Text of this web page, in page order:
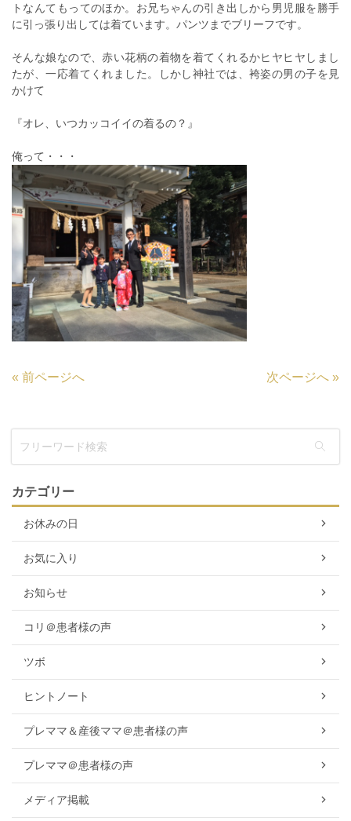
トなんてもってのほか。お兄ちゃんの引き出しから男児服を勝手
に引っ張り出しては着ています。パンツまでブリーフです。
そんな娘なので、赤い花柄の着物を着てくれるかヒヤヒヤしまし
たが、一応着てくれました。しかし神社では、袴姿の男の子を見
かけて
『オレ、いつカッコイイの着るの？』
俺って・・・
« 前ページへ 次ページへ »
カテゴリー
お休みの日
お気に入り
お知らせ
コリ＠患者様の声
ツボ
ヒントノート
プレママ＆産後ママ＠患者様の声
プレママ＠患者様の声
メディア掲載